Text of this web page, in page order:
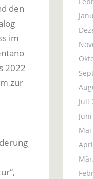
den
im
2022
zur
Juli
Mai